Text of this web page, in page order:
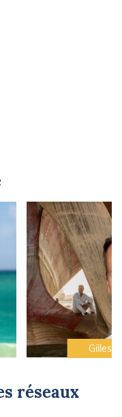
Gilles
réseaux